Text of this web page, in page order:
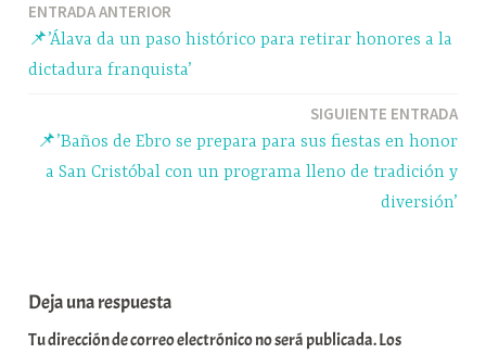
ppm rti
Navegación
de
ENTRADA ANTERIOR
📌’Álava da un paso histórico para retirar honores a la
dictadura franquista’
SIGUIENTE ENTRADA
📌’Baños de Ebro se prepara para sus fiestas en honor
a San Cristóbal con un programa lleno de tradición y
diversión’
Deja una respuesta
Tu dirección de correo electrónico no será publicada.Los